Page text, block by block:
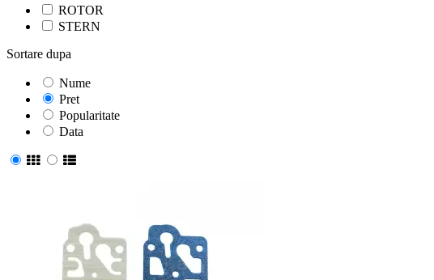
ROTOR
STERN
Sortare dupa
Nume
Pret
Popularitate
Data